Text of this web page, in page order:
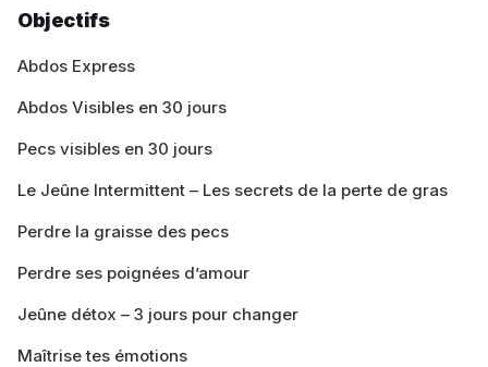
Objectifs
Abdos Express
Abdos Visibles en 30 jours
Pecs visibles en 30 jours
Le Jeûne Intermittent – Les secrets de la perte de gras
Perdre la graisse des pecs
Perdre ses poignées d’amour
Jeûne détox – 3 jours pour changer
Maîtrise tes émotions